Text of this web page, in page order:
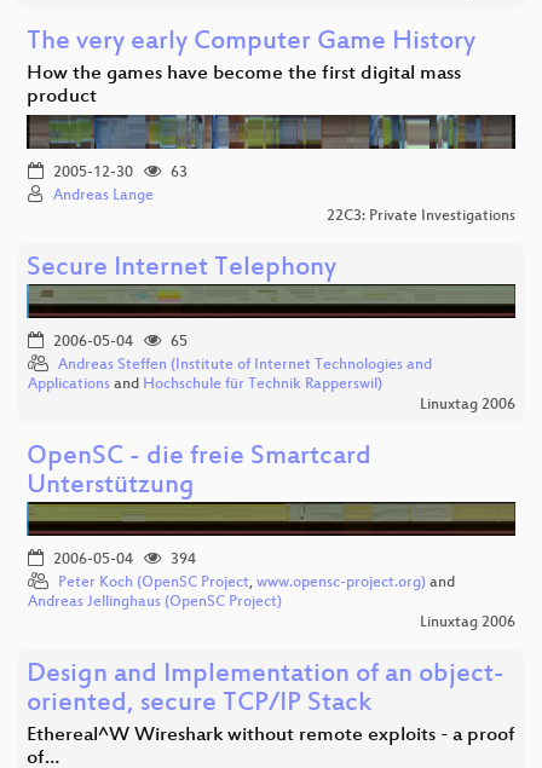
The very early Computer Game History
How the games have become the first digital mass
product
2005-12-30
63
Andreas Lange
22C3: Private Investigations
Secure Internet Telephony
2006-05-04
65
Andreas Steffen (Institute of Internet Technologies and
Applications and Hochschule für Technik Rapperswil)
Linuxtag 2006
OpenSC - die freie Smartcard
Unterstützung
2006-05-04
394
Peter Koch (OpenSC Project, www.opensc-project.org) and
Andreas Jellinghaus (OpenSC Project)
Linuxtag 2006
Design and Implementation of an object-
oriented, secure TCP/IP Stack
Ethereal^W Wireshark without remote exploits - a proof
of…